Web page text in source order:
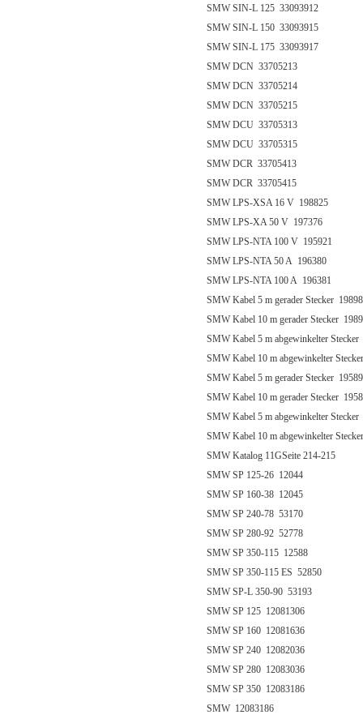
SMW SIN-L 125 33093912
SMW SIN-L 150 33093915
SMW SIN-L 175 33093917
SMW DCN 33705213
SMW DCN 33705214
SMW DCN 33705215
SMW DCU 33705313
SMW DCU 33705315
SMW DCR 33705413
SMW DCR 33705415
SMW LPS-XSA 16 V 198825
SMW LPS-XA 50 V 197376
SMW LPS-NTA 100 V 195921
SMW LPS-NTA 50 A 196380
SMW LPS-NTA 100 A 196381
SMW Kabel 5 m gerader Stecker
SMW Kabel 10 m gerader Stecker
SMW Kabel 5 m abgewinkelter
SMW Kabel 10 m abgewinkelter
SMW Kabel 5 m gerader Stecker
SMW Kabel 10 m gerader Stecker
SMW Kabel 5 m abgewinkelter
SMW Kabel 10 m abgewinkelter
SMW Katalog 11GSeite 214-215
SMW SP 125-26 12044
SMW SP 160-38 12045
SMW SP 240-78 53170
SMW SP 280-92 52778
SMW SP 350-115 12588
SMW SP 350-115 ES 52850
SMW SP-L 350-90 53193
SMW SP 125 12081306
SMW SP 160 12081636
SMW SP 240 12082036
SMW SP 280 12083036
SMW SP 350 12083186
SMW 12083186